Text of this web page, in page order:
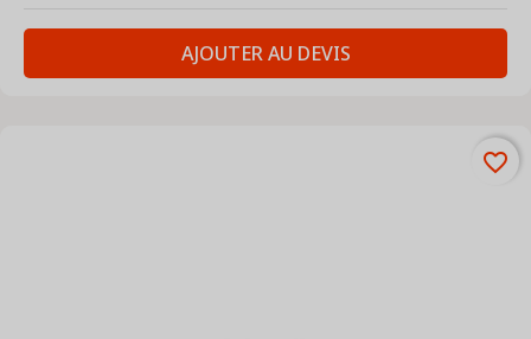
AJOUTER AU DEVIS
favorite_border